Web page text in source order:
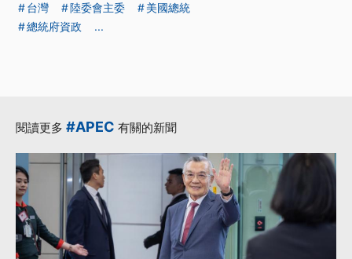
台灣
陸委會主委
美國總統
總統府資政
...
閱讀更多 #APEC 有關的新聞